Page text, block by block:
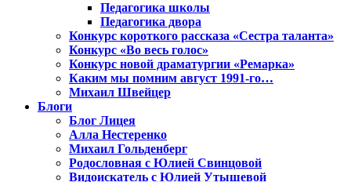
Педагогика школы
Педагогика двора
Конкурс короткого рассказа «Сестра таланта»
Конкурс «Во весь голос»
Конкурс новой драматургии «Ремарка»
Каким мы помним август 1991-го…
Михаил Швейцер
Блоги
Блог Лицея
Алла Нестеренко
Михаил Гольденберг
Родословная с Юлией Свинцовой
Видоискатель с Юлией Утышевой